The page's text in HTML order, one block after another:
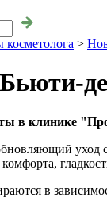
косметолога >
в клинике
уход
в